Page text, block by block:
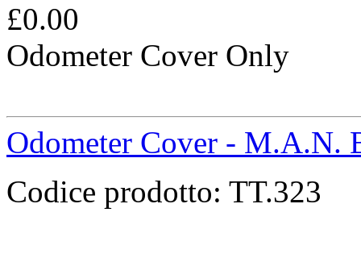
£0.00
Odometer Cover Only
Odometer Cover - M.A.N.
Codice prodotto: TT.323